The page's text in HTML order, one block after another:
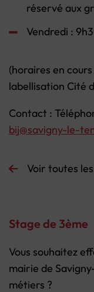
réservé aux
Vendredi :
(horaires en
labellisation Cité
Contact :
bij@savigny-le-
Voir toutes
Stage de 3ème
Vous souhaitez
mairie de
métiers ?